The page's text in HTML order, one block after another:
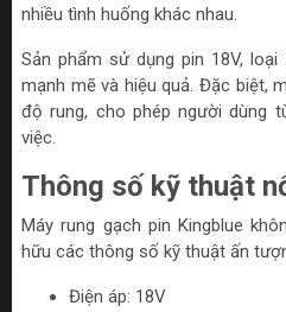
nhiều tình huống khác nhau.
Sản phẩm sử dụng pin 18V,
mạnh mẽ và hiệu quả. Đặc biệt,
độ rung, cho phép người dùng
việc.
Thông số kỹ thuật
Máy rung gạch pin Kingblue
hữu các thông số kỹ thuật ấn
Điện áp: 18V